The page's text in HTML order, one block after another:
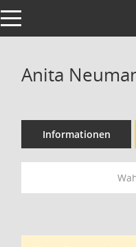
Toggle navigation
Anita
Informationen